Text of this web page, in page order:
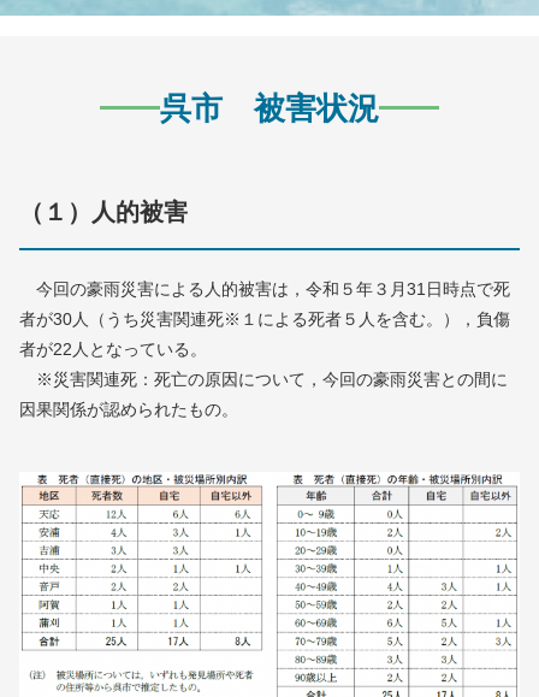
呉市 被害状況
（１）人的被害
今回の豪雨災害による人的被害は，令和５年３月31日時点で死
者が30人（うち災害関連死※１による死者５人を含む。），負傷
者が22人となっている。
※災害関連死：死亡の原因について，今回の豪雨災害との間に
因果関係が認められたもの。